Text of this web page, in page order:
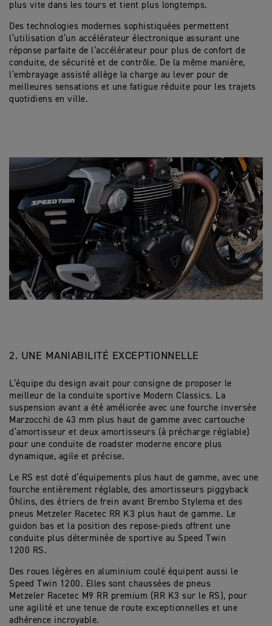
plus vite dans les tours et tient plus longtemps.
Des technologies modernes sophistiquées permettent
l’utilisation d’un accélérateur électronique assurant une
réponse parfaite de l’accélérateur pour plus de confort de
conduite, de sécurité et de contrôle. De la même manière,
l’embrayage assisté allège la charge au lever pour de
meilleures sensations et une fatigue réduite pour les trajets
quotidiens en ville.
2. UNE MANIABILITÉ EXCEPTIONNELLE
L’équipe du design avait pour consigne de proposer le
meilleur de la conduite sportive Modern Classics. La
suspension avant a été améliorée avec une fourche inversée
Marzocchi de 43 mm plus haut de gamme avec cartouche
d’amortisseur et deux amortisseurs (à précharge réglable)
pour une conduite de roadster moderne encore plus
dynamique, agile et précise.
Le RS est doté d’équipements plus haut de gamme, avec une
fourche entièrement réglable, des amortisseurs piggyback
Öhlins, des étriers de frein avant Brembo Stylema et des
pneus Metzeler Racetec RR K3 plus haut de gamme. Le
guidon bas et la position des repose-pieds offrent une
conduite plus déterminée de sportive au Speed Twin
1200 RS.
Des roues légères en aluminium coulé équipent aussi le
Speed Twin 1200. Elles sont chaussées de pneus
Metzeler Racetec M9 RR premium (RR K3 sur le RS), pour
une agilité et une tenue de route exceptionnelles et une
adhérence incroyable.